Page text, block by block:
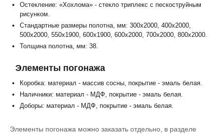
Остекление: «Хохлома» - стекло триплекс с пескоструйным
рисунком.
Стандартные размеры полотна, мм: 300x2000, 400x2000,
500x2000, 550x1900, 600x1900, 600x2000, 700x2000, 800x2000.
Толщина полотна, мм: 38.
Элементы погонажа
Коробка: материал - массив сосны, покрытие - эмаль белая.
Наличники: материал - МДФ, покрытие - эмаль белая.
Доборы: материал - МДФ, покрытие - эмаль белая.
Элементы погонажа можно заказать отдельно, в разделе